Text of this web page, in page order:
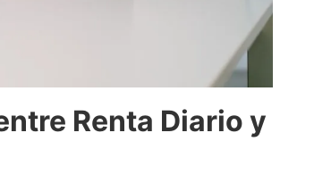
Renta Diario y